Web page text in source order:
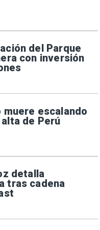
del Parque
con inversión
muere escalando
de Perú
detalla
tras cadena